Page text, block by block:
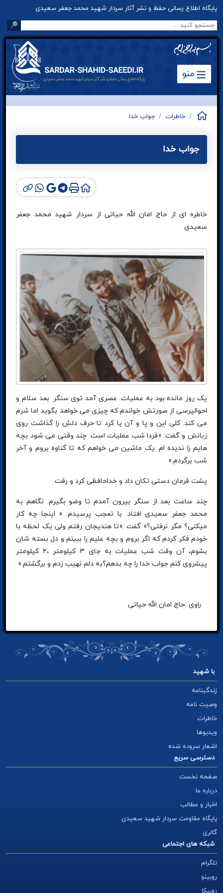
پایگاه اطلاع رسانی حفظ و نشر آثار سردار شهید محمد جعفر سعیدی
🔎
منو
خاطرات جواب خدا
جواب خدا
خاطره ای از حاج امان الله حیاتی از سردار شهید محمد جعفر
سعیدی
یک روز مانده بود به عملیات. عصری آمد توی سنگر. بعد سلام و
احوالپرسی از صورتش خواندم که چیزی می خواهد بگوید اما شرم
می کند. کلی این و پا و آن پا کرد تا حرف دلش را گذاشت روی
زبانش و گفت: «فردا شب عملیات است. چند وقتی می شود بچه
هایم را ندیده ام. یک ماشین می خواهم که تا گناوه بروم و آخر
شب برگردم.»
پشت فرمان دستی تکان داد و خداحافظی کرد و رفت.
چند ساعت بعد از سنگر بیرون آمدم تا وضو بگیرم. نگاهم به
محمد جعفر سعیدی افتاد. با تعجب پرسیدم: « اینجا چه کار
میکنی؟ مگر نرفتی؟» گفت :«تا هندیجان رفتم ولی یک لحظه با
خودم فکر کردم که اگر بروم و بچه علیم را ببینم و دل بسته شان
بشوم، آن وقت شب عملیات به جای ۳ کیلومتر ،۲ کیلومتر
پیشروی کنم جواب خدا را چه بدهم؟به دلم نهیب زدم و برگشتم.»
راوی :حاج امان الله حیاتی
با شهید
زندگینامه
وصیت نامه
خاطرات
ویدیوها
اشعار سروده شده
دسترسی سریع
صفحه نخست
درباره ما
اخبار و مطالب
پایگاه مقاومت سردار شهید سعیدی
گالری
شبکه های اجتماعی
تلگرام
روبینو
روبیکا